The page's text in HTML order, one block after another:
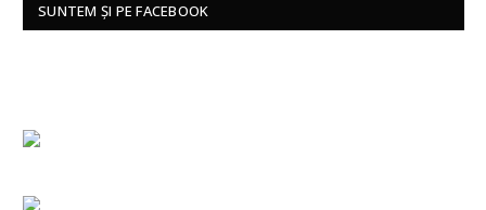
SUNTEM ȘI PE FACEBOOK